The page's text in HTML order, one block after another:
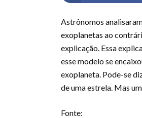
Astrônomos
exoplanetas ao
explicação. Essa
esse modelo se
exoplaneta. Pode-se
de uma estrela. Mas
Fonte: